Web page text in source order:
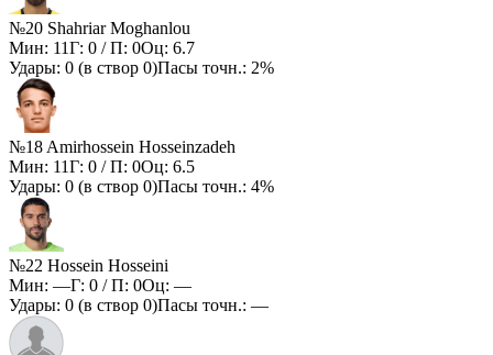
№20 Shahriar Moghanlou
Мин: 11Г: 0 / П: 0Оц: 6.7
Удары: 0 (в створ 0)Пасы точн.: 2%
№18 Amirhossein Hosseinzadeh
Мин: 11Г: 0 / П: 0Оц: 6.5
Удары: 0 (в створ 0)Пасы точн.: 4%
№22 Hossein Hosseini
Мин: —Г: 0 / П: 0Оц: —
Удары: 0 (в створ 0)Пасы точн.: —